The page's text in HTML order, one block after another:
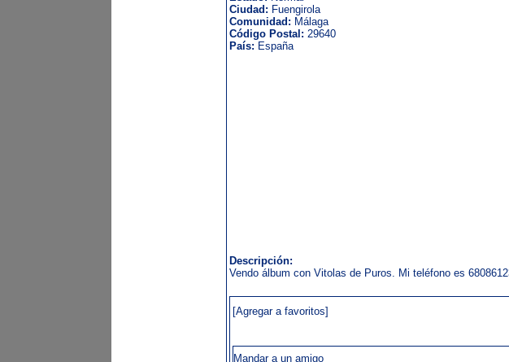
Ciudad: Fuengirola
Comunidad: Málaga
Código Postal: 29640
País: España
Descripción:
Vendo álbum con Vitolas de Puros. Mi teléfono es
[Agregar a favoritos]
Mandar a un amigo